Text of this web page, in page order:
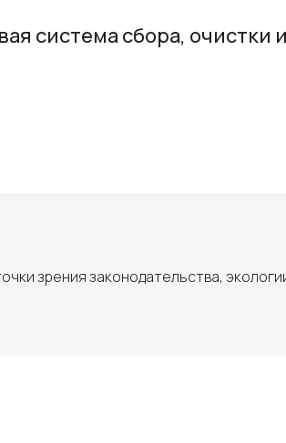
система сбора, очистки
зрения законодательства,